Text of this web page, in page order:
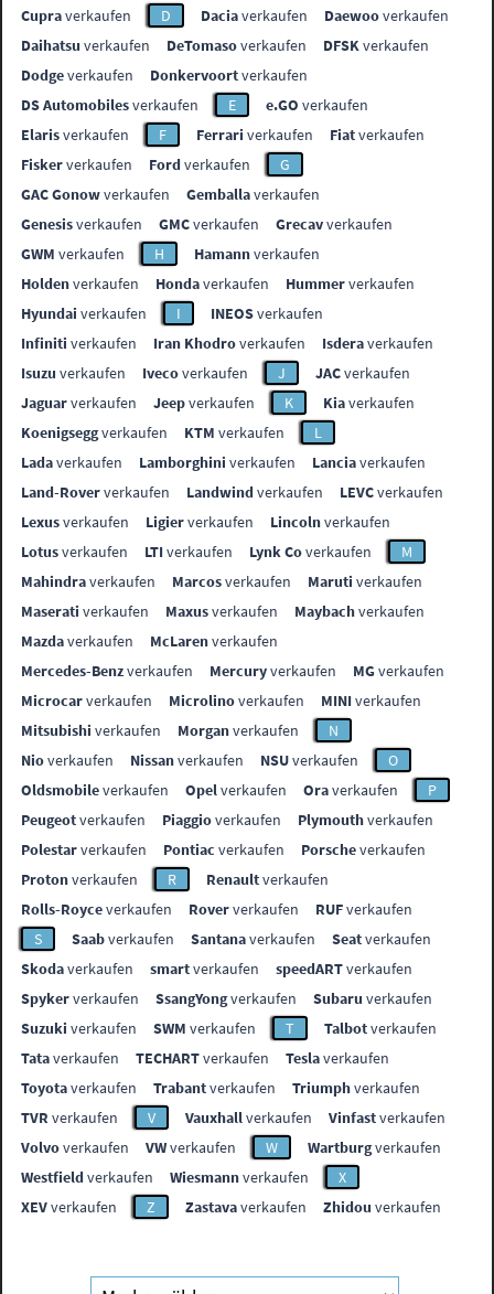
Cupraverkaufen D Daciaverkaufen Daewooverkaufen
Daihatsu verkaufen DeTomasoverkaufen DFSKverkaufen
Dodgeverkaufen Donkervoortverkaufen
DS Automobilesverkaufen E e.GO verkaufen
Elarisverkaufen F Ferrari verkaufen Fiatverkaufen
Fiskerverkaufen Fordverkaufen
G
GAC Gonowverkaufen Gemballaverkaufen
Genesisverkaufen GMCverkaufen Grecavverkaufen
GWM verkaufen H Hamannverkaufen
Holdenverkaufen Hondaverkaufen Hummerverkaufen
Hyundai verkaufen I INEOSverkaufen
Infiniti verkaufen Iran Khodroverkaufen Isderaverkaufen
Isuzu verkaufen Ivecoverkaufen J JACverkaufen
Jaguarverkaufen Jeepverkaufen K Kiaverkaufen
Koenigseggverkaufen KTM verkaufen
L
Ladaverkaufen Lamborghini verkaufen Lanciaverkaufen
Land-Roververkaufen Landwindverkaufen LEVCverkaufen
Lexusverkaufen Ligierverkaufen Lincolnverkaufen
Lotusverkaufen LTIverkaufen Lynk Coverkaufen
M
Mahindraverkaufen Marcosverkaufen Maruti verkaufen
Maserati verkaufen Maxusverkaufen Maybachverkaufen
Mazdaverkaufen McLarenverkaufen
Mercedes-Benzverkaufen Mercuryverkaufen MGverkaufen
Microcarverkaufen Microlinoverkaufen MINIverkaufen
Mitsubishi verkaufen Morganverkaufen
N
Nioverkaufen Nissanverkaufen NSUverkaufen
O
Oldsmobileverkaufen Opelverkaufen Oraverkaufen
P
Peugeotverkaufen Piaggioverkaufen Plymouthverkaufen
Polestarverkaufen Pontiac verkaufen Porscheverkaufen
Protonverkaufen R Renaultverkaufen
Rolls-Royceverkaufen Roververkaufen RUFverkaufen
S
Saabverkaufen Santanaverkaufen Seatverkaufen
Skodaverkaufen smartverkaufen speedARTverkaufen
Spykerverkaufen SsangYongverkaufen Subaru verkaufen
Suzuki verkaufen SWM verkaufen T Talbotverkaufen
Tataverkaufen TECHARTverkaufen Teslaverkaufen
Toyotaverkaufen Trabantverkaufen Triumphverkaufen
TVR verkaufen V Vauxhallverkaufen Vinfastverkaufen
Volvoverkaufen VWverkaufen W Wartburgverkaufen
Westfieldverkaufen Wiesmannverkaufen
X
XEVverkaufen Z Zastavaverkaufen Zhidou verkaufen